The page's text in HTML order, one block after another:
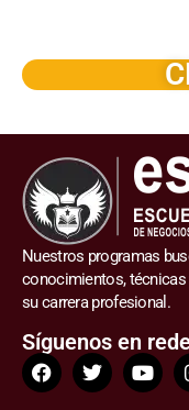
Nuestros programas
conocimientos, técnicas
su carrera profesional.
Síguenos en